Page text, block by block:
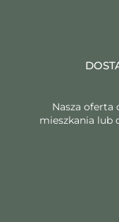
Nasza oferta
mieszkania lub